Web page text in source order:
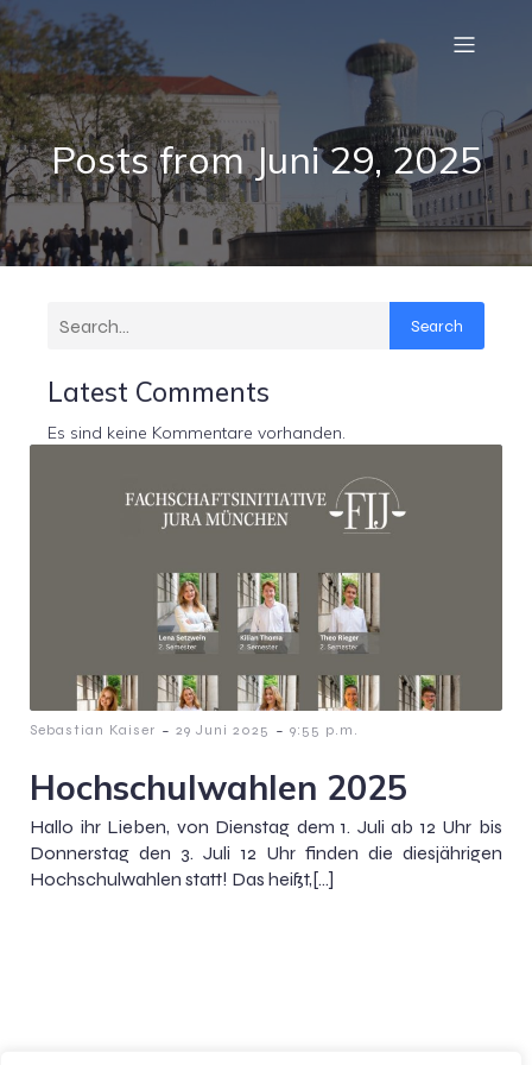
Posts from Juni 29, 2025
Search
Latest Comments
Es sind keine Kommentare vorhanden.
Sebastian Kaiser - 29 Juni 2025 - 9:55 p.m.
Hochschulwahlen 2025
Hallo ihr Lieben, von Dienstag dem 1. Juli ab 12 Uhr bis
Donnerstag den 3. Juli 12 Uhr finden die diesjährigen
Hochschulwahlen statt! Das heißt,[…]